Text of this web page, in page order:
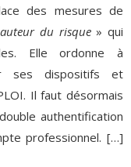
des mesures de
du risque» qui
Elle ordonne à
ses dispositifs et
Il faut désormais
authentification
professionnel. […]